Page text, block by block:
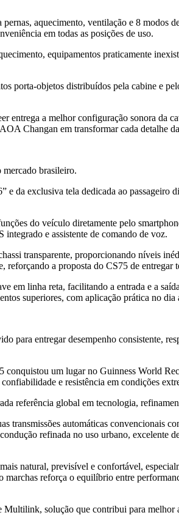
aquecimento, ventilação e 8 modos
em todas as posições de uso.
equipamentos praticamente
porta-objetos distribuídos pela cabine e
entrega a melhor configuração sonora da
Changan em transformar cada detalhe
brasileiro.
da exclusiva tela dedicada ao passageiro
do veículo diretamente pelo
e assistente de comando de voz.
transparente, proporcionando níveis
reforçando a proposta do CS75 de
linha reta, facilitando a entrada e a
superiores, com aplicação prática no
entregar desempenho consistente,
um lugar no Guinness World
e resistência em condições
referência global em tecnologia,
automáticas convencionais
refinada no uso urbano, excelente
natural, previsível e confortável,
reforça o equilíbrio entre
solução que contribui para melhor